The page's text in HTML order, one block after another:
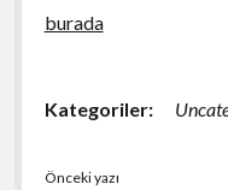
burada
Kategoriler:
Önceki yazı